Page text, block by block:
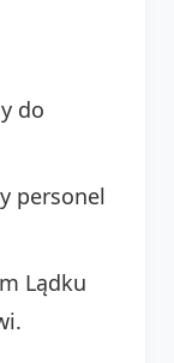
do
personel
Lądku